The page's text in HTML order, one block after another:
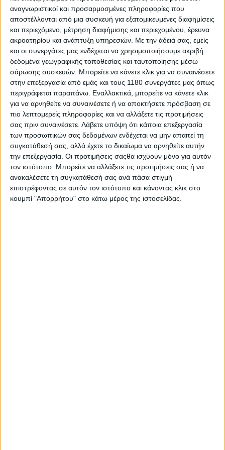
αναγνωριστικοί και προσαρμοσμένες πληροφορίες που
αποστέλλονται από μια συσκευή για εξατομικευμένες διαφημίσεις
και περιεχόμενο, μέτρηση διαφήμισης και περιεχομένου, έρευνα
ακροατηρίου και ανάπτυξη υπηρεσιών. Με την άδειά σας, εμείς
και οι συνεργάτες μας ενδέχεται να χρησιμοποιήσουμε ακριβή
δεδομένα γεωγραφικής τοποθεσίας και ταυτοποίησης μέσω
σάρωσης συσκευών. Μπορείτε να κάνετε κλικ για να συναινέσετε
στην επεξεργασία από εμάς και τους 1180 συνεργάτες μας όπως
περιγράφεται παραπάνω. Εναλλακτικά, μπορείτε να κάνετε κλικ
για να αρνηθείτε να συναινέσετε ή να αποκτήσετε πρόσβαση σε
πιο λεπτομερείς πληροφορίες και να αλλάξετε τις προτιμήσεις
σας πριν συναινέσετε. Λάβετε υπόψη ότι κάποια επεξεργασία
των προσωπικών σας δεδομένων ενδέχεται να μην απαιτεί τη
συγκατάθεσή σας, αλλά έχετε το δικαίωμα να αρνηθείτε αυτήν
την επεξεργασία. Οι προτιμήσεις σαςθα ισχύουν μόνο για αυτόν
τον ιστότοπο. Μπορείτε να αλλάξετε τις προτιμήσεις σας ή να
ανακαλέσετε τη συγκατάθεσή σας ανά πάσα στιγμή
επιστρέφοντας σε αυτόν τον ιστότοπο και κάνοντας κλικ στο
κουμπί "Απορρήτου" στο κάτω μέρος της ιστοσελίδας.
Η GYTR GRT Yamaha Racing Team θα υποδεχτεί
επίσης ένα νέο πρόσωπο, τονStefano Manzi ,
πρωταθλητή του WorldSSP 2025, ο οποίος θα
αντικαταστήσει τον Dominique Aegerter. Η Yamaha
Motoxracing θα συμμετάσχει επίσης στις δοκιμές με
δύο δοκιμαστικούς αναβάτες, καθώς η σύνθεση της
για το 2026 είναι ακόμα αβέβαιη.